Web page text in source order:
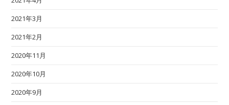
2021年3月
2021年2月
2020年11月
2020年10月
2020年9月